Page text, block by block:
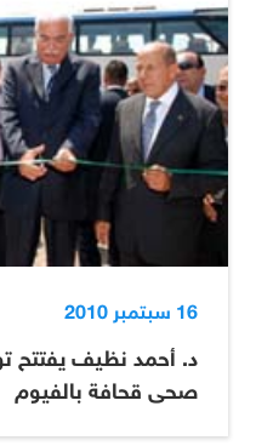
16 سبتمبر 2010
د. أحمد نظيف
صحى قحافة بالفيوم